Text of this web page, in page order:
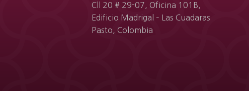
Cll 20 # 29-07, Oficina 101B,
Edificio Madrigal – Las Cuadaras
Pasto, Colombia